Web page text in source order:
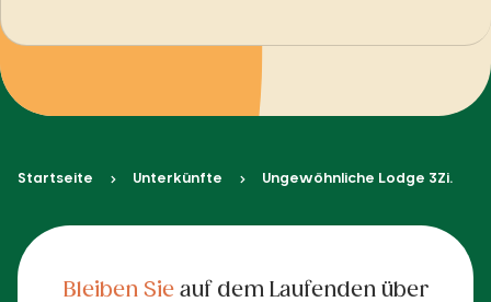
Startseite Unterkünfte Ungewöhnliche Lodge 3Zi.
Bleiben Sieauf dem Laufenden über